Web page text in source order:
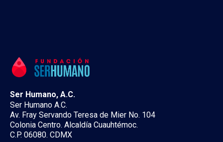
Ser Humano, A.C.
Ser Humano A.C.
Av. Fray Servando Teresa de Mier No. 104
Colonia Centro. Alcaldía Cuauhtémoc.
C.P. 06080. CDMX